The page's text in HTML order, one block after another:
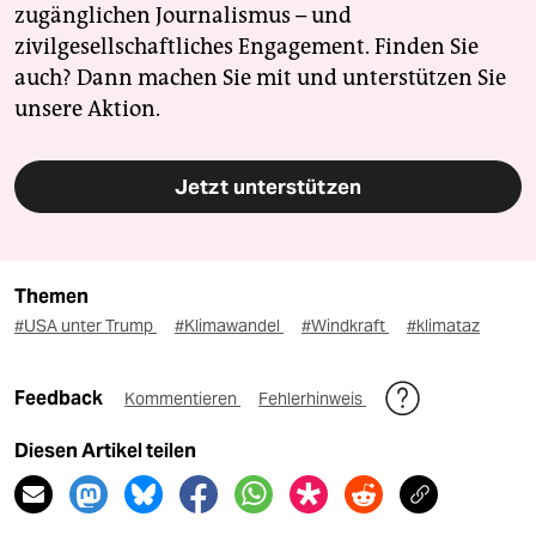
zugänglichen Journalismus – und
zivilgesellschaftliches Engagement. Finden Sie
auch? Dann machen Sie mit und unterstützen Sie
unsere Aktion.
Jetzt unterstützen
Themen
#USA unter Trump #Klimawandel #Windkraft #klimataz
Feedback Kommentieren Fehlerhinweis
Diesen Artikel teilen